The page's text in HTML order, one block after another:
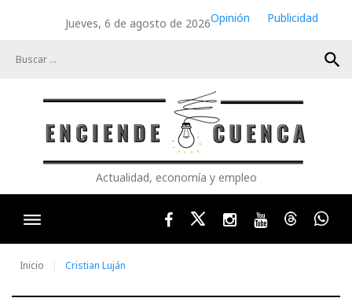
Jueves, 6 de agosto de 2026Opinión
Publicidad
search
Actualidad, economía y empleo
FacebookTwitterInstagram
YoutubeThreads
Inicio Cristian Luján